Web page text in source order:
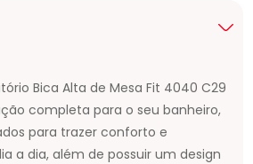
Bica Alta de Mesa Fit 4040 C29
completa para o seu banheiro,
para trazer conforto e
a dia, além de possuir um design